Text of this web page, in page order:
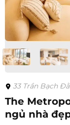
33 Trần Bạch
The
ngủ nhà